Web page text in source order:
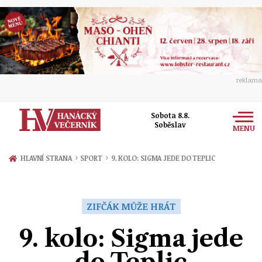
reklama
Sobota 8.8.
Soběslav
MENU
Zprávy
Přerov
Ekonomika
Hudba
Společnost
HLAVNÍ STRANA › SPORT › 9. KOLO: SIGMA JEDE DO TEPLIC
ZIFČÁK MŮŽE HRÁT
9. kolo: Sigma jede